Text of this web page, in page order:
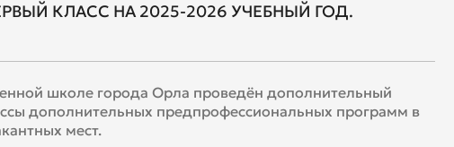
КЛАСС НА 2025-2026 УЧЕБНЫЙ ГОД.
школе города Орла проведён дополнительный
дополнительных предпрофессиональных программ в
мест.